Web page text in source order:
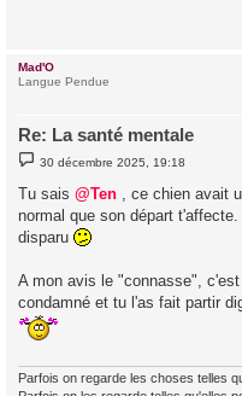
Mad'O
Langue Pendue
Re: La santé mentale
M
e
s
a
e
30 décembre 2025, 19:18
Tu sais @Ten , ce chien avait
normal que son départ
disparu
A mon avis le "connasse",
condamné et tu l'as fait partir
Parfois on regarde les choses telles